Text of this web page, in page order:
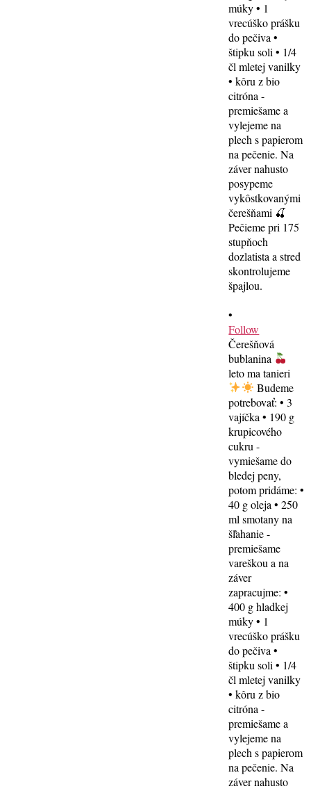
•
Follow
Čerešňová
bublanina
leto ma tanieri
Budeme
potrebovať: • 3
vajíčka • 190 g
krupicového
cukru -
vymiešame do
bledej peny,
potom pridáme: •
40 g oleja • 250
ml smotany na
šľahanie -
premiešame
vareškou a na
záver
zapracujme: •
400 g hladkej
múky • 1
vrecúško prášku
do pečiva •
štipku soli • 1/4
čl mletej vanilky
• kôru z bio
citróna -
premiešame a
vylejeme na
plech s papierom
na pečenie. Na
záver nahusto